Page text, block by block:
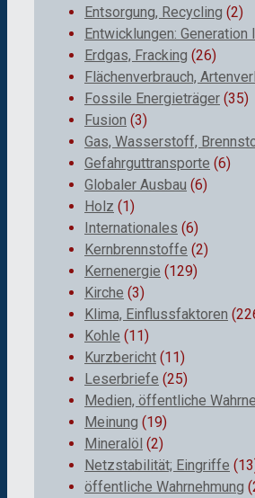
Entsorgung, Recycling (2)
Entwicklungen: Generation
Erdgas, Fracking (26)
Flächenverbrauch,
Fossile Energieträger (35)
Fusion (3)
Gas, Wasserstoff,
Gefahrguttransporte (6)
Globaler Ausbau (6)
Holz (1)
Internationales (6)
Kernbrennstoffe (2)
Kernenergie (129)
Kirche (3)
Klima, Einflussfaktoren
Kohle (11)
Kurzbericht (11)
Leserbriefe (25)
Medien, öffentliche
Meinung (19)
Mineralöl (2)
Netzstabilität; Eingriffe
öffentliche Wahrnehmung